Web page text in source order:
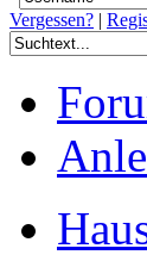
Vergessen? |